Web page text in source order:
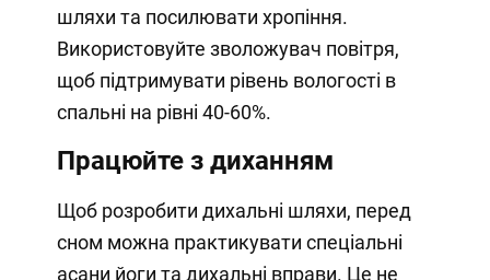
шляхи та посилювати хропіння.
Використовуйте зволожувач повітря,
щоб підтримувати рівень вологості в
спальні на рівні 40-60%.
Працюйте з диханням
Щоб розробити дихальні шляхи, перед
сном можна практикувати спеціальні
асани йоги та дихальні вправи. Це не